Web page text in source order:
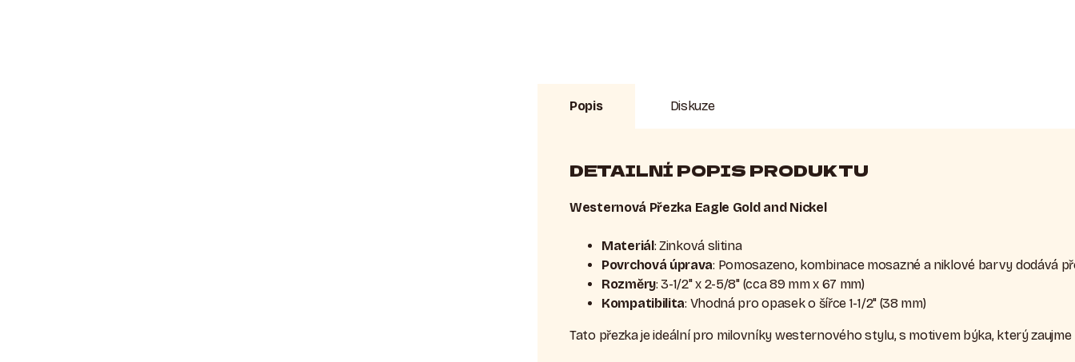
Popis Diskuze
DETAILNÍ POPIS PRODUKTU
Westernová Přezka Eagle Gold and Nickel
Materiál: Zinková slitina
Povrchová úprava: Pomosazeno, kombinace mosazné a niklové barvy dodává
Rozměry: 3-1/2" x 2-5/8" (cca 89 mm x 67 mm)
Kompatibilita: Vhodná pro opasek o šířce 1-1/2" (38 mm)
Tato přezka je ideální pro milovníky westernového stylu, s motivem býka, který